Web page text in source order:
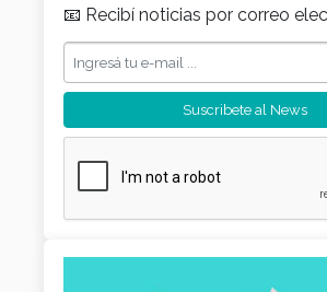
📧 Recibí noticias por correo